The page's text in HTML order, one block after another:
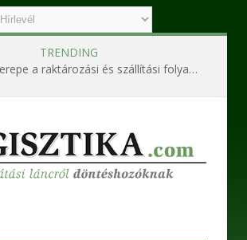
TRENDING
A pántolás szerepe a raktározási és szállítási folyamatokban